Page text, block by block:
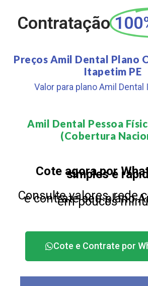
Contratação
Preços Amil Dental Plano
Itapetim PE
Valor para plano Amil Dental
Amil Dental Pessoa
(Cobertura
Cote agora por
simples e
Consulte valores, rede
e contrate seu plano
em poucos
Cote e Contrate por